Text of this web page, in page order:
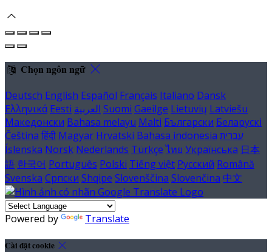
Chọn ngôn ngữ
Deutsch English Español Français Italiano Dansk
Ελληνικά Eesti العربية Suomi Gaeilge Lietuvių Latviešu
Македонски Bahasa melayu Malti Български Беларускі
Čeština हिंदी Magyar Hrvatski Bahasa indonesia עברית
Íslenska Norsk Nederlands Türkçe ไทย Українська 日本
語 한국어 Português Polski Tiếng việt Русский Română
Svenska Српски Shqipe Slovenščina Slovenčina 中文
Powered by Translate
Cài đặt cookie